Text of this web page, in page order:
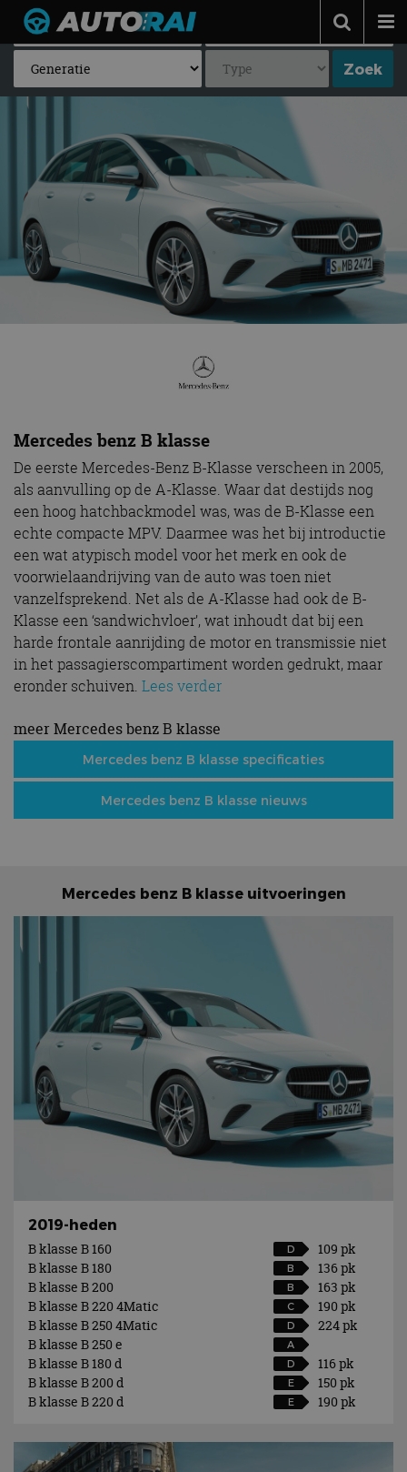
Autonieuws
Podcast
Automerken
Adverteren
Contact
MotorRAI.nl
Mercedes benz B klasse
De eerste Mercedes-Benz B-Klasse verscheen in 2005,
als aanvulling op de A-Klasse. Waar dat destijds nog
een hoog hatchbackmodel was, was de B-Klasse een
echte compacte MPV. Daarmee was het bij introductie
een wat atypisch model voor het merk en ook de
voorwielaandrijving van de auto was toen niet
vanzelfsprekend. Net als de A-Klasse had ook de B-
Klasse een ‘sandwichvloer’, wat inhoudt dat bij een
harde frontale aanrijding de motor en transmissie niet
in het passagierscompartiment worden gedrukt, maar
eronder schuiven. Lees verder
meer Mercedes benz B klasse
Mercedes benz B klasse specificaties
Mercedes benz B klasse nieuws
Mercedes benz B klasse uitvoeringen
2019-heden
B klasse B 160
D
109 pk
B klasse B 180
B
136 pk
B klasse B 200
B
163 pk
B klasse B 220 4Matic
C
190 pk
B klasse B 250 4Matic
D
224 pk
B klasse B 250 e
A
B klasse B 180 d D
116 pk
B klasse B 200 d
E
150 pk
B klasse B 220 d
E 190 pk